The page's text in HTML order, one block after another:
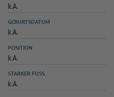
k.A.
GEBURTSDATUM
k.A.
POSITION
k.A.
STARKER FUSS
k.A.